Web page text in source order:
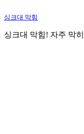
싱크대 막힘
싱크대 막힘! 자주 막